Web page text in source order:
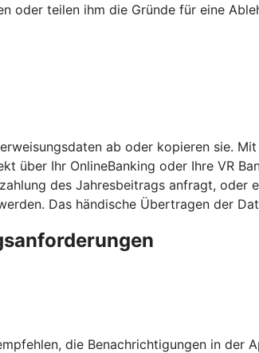
oder teilen ihm die Gründe für eine
ab oder kopieren sie.
über Ihr OnlineBanking oder Ihre VR
des Jahresbeitrags anfragt, oder
Das händische Übertragen der
die Benachrichtigungen in der